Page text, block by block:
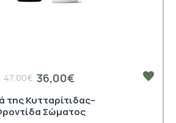
36,00€
47,00€
της Κυτταρίτιδας–
Σώματος